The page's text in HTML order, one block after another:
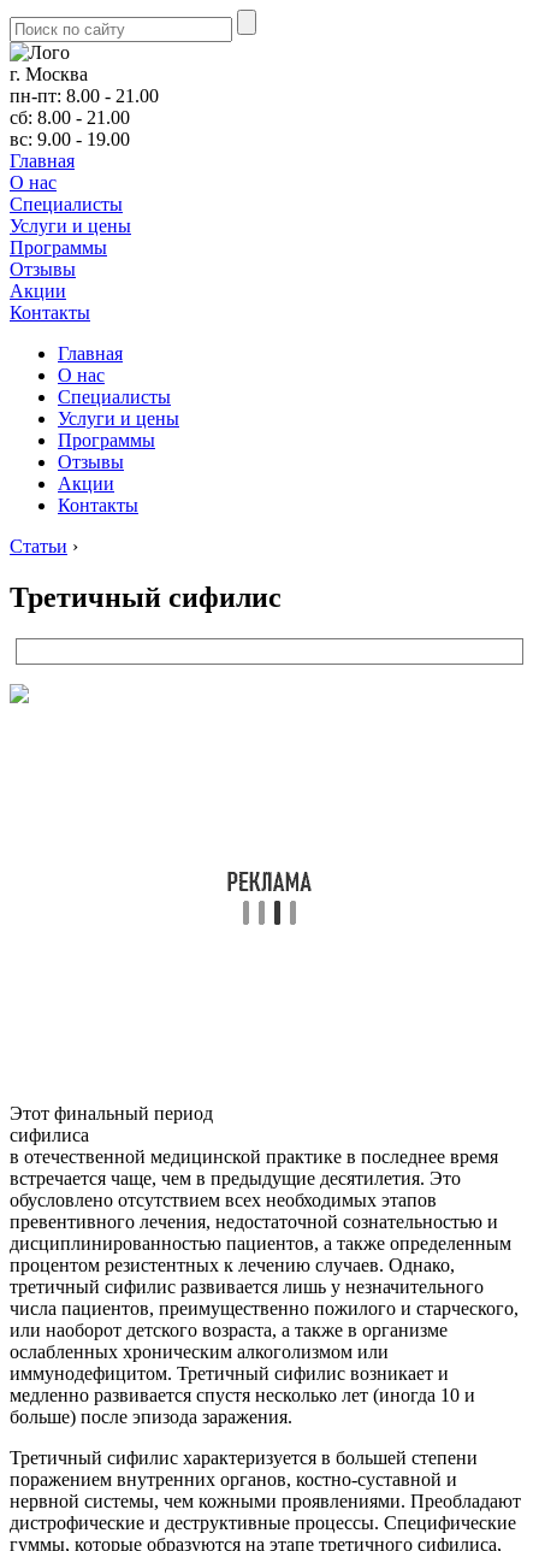
г. Москва
пн-пт: 8.00 - 21.00
сб: 8.00 - 21.00
вс: 9.00 - 19.00
Главная
О нас
Cпециалисты
Услуги и цены
Программы
Отзывы
Акции
Контакты
Главная
О нас
Cпециалисты
Услуги и цены
Программы
Отзывы
Акции
Контакты
Статьи ›
Третичный сифилис
Этот финальный период
сифилиса
в отечественной медицинской практике в последнее время
встречается чаще, чем в предыдущие десятилетия. Это
обусловлено отсутствием всех необходимых этапов
превентивного лечения, недостаточной сознательностью и
дисциплинированностью пациентов, а также определенным
процентом резистентных к лечению случаев. Однако,
третичный сифилис развивается лишь у незначительного
числа пациентов, преимущественно пожилого и старческого,
или наоборот детского возраста, а также в организме
ослабленных хроническим алкоголизмом или
иммунодефицитом. Третичный сифилис возникает и
медленно развивается спустя несколько лет (иногда 10 и
больше) после эпизода заражения.
Третичный сифилис характеризуется в большей степени
поражением внутренних органов, костно-суставной и
нервной системы, чем кожными проявлениями. Преобладают
дистрофические и деструктивные процессы. Специфические
гуммы, которые образуются на этапе третичного сифилиса,